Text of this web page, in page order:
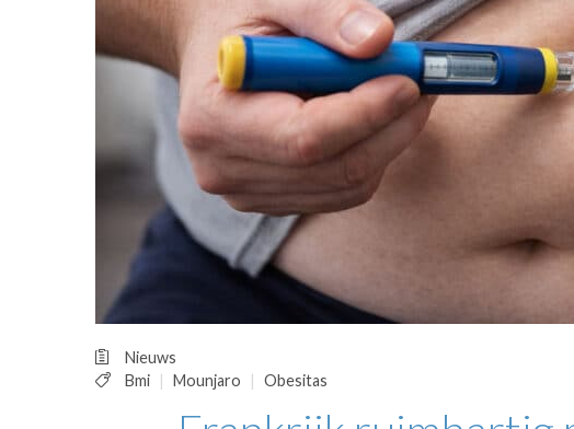
OPINIE
HUISARTSENPOST
PRAKTIJKZAKEN
TARIEVEN
VPHUISARTSEN
MEDISCHE VAKHANDEL
INLOGGEN
Nieuws
Bmi
Mounjaro Obesitas